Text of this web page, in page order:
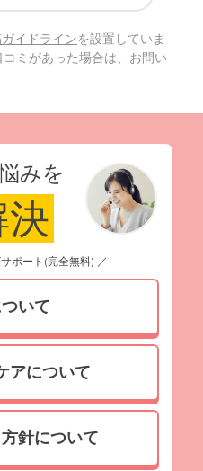
イドラインを設置していま
ミがあった場合は、お問い
みを
ポート(完全無料) ／
いて
アについて
針について